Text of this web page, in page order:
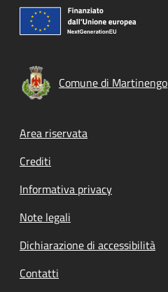
Comune di Martinengo
Footer menu
Area riservata
Crediti
Informativa privacy
Note legali
Dichiarazione di accessibilità
Contatti